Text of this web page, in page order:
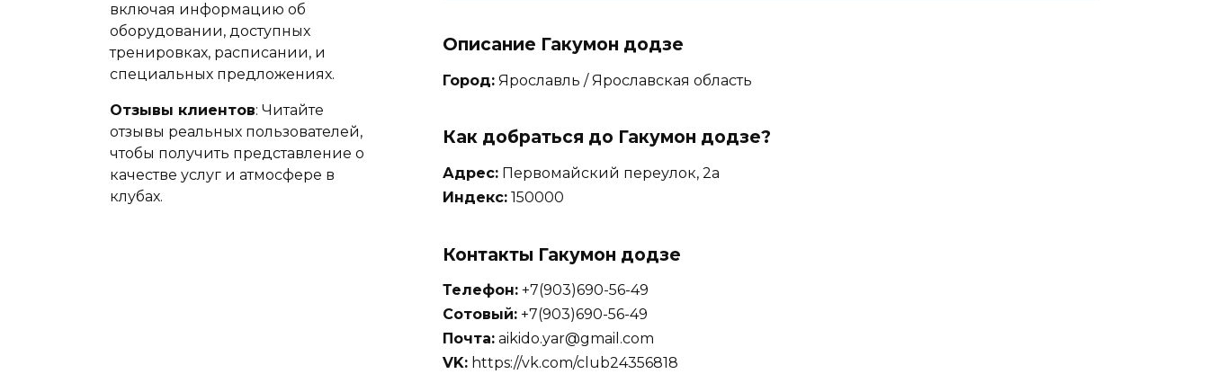
Описание Гакумон додзе
Город: Ярославль / Ярославская область
Как добраться до Гакумон додзе?
Адрес: Первомайский переулок, 2а
Индекс: 150000
Контакты Гакумон додзе
Телефон: +7(903)690-56-49
Сотовый: +7(903)690-56-49
Почта: aikido.yar@gmail.com
VK: https://vk.com/club24356818
включая информацию об
оборудовании, доступных
тренировках, расписании, и
специальных предложениях.
Отзывы клиентов: Читайте
отзывы реальных пользователей,
чтобы получить представление о
качестве услуг и атмосфере в
клубах.